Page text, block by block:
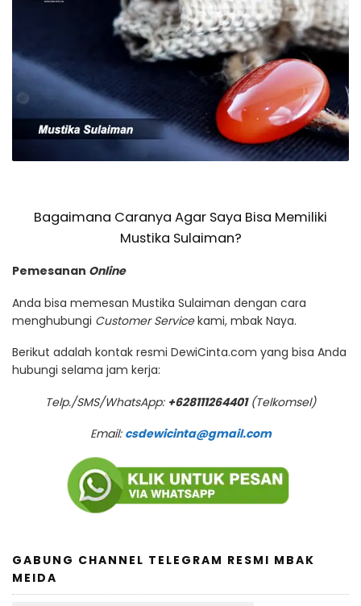
Bagaimana Caranya Agar Saya Bisa Memiliki
Mustika Sulaiman?
Pemesanan Online
Anda bisa memesan Mustika Sulaiman dengan cara
menghubungi Customer Servicekami, mbak Naya.
Berikut adalah kontak resmi DewiCinta.com yang bisa Anda
hubungi selama jam kerja:
Telp./SMS/WhatsApp: +628111264401(Telkomsel)
Email: csdewicinta@gmail.com
GABUNG CHANNEL TELEGRAM RESMI MBAK
MEIDA